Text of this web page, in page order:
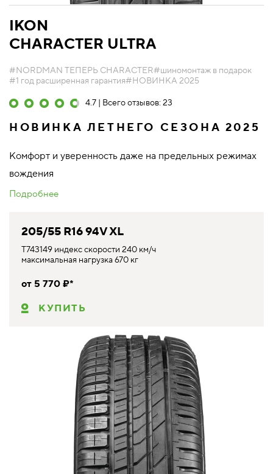
IKON
CHARACTER ULTRA
#NORDMAN ТЕПЕРЬ CHARACTER#шиномонтаж в подарок
#1 год расширенная гарантия#НОВИНКА 2025
4.7 | Всего отзывов: 23
НОВИНКА ЛЕТНЕГО СЕЗОНА 2025
Комфорт и уверенность даже на предельных режимах
вождения
Подробнее
205/55 R16 94V XL
T743149 индекс скорости 240 км/ч
максимальная нагрузка 670 кг
от 5 770 ₽*
КУПИТЬ